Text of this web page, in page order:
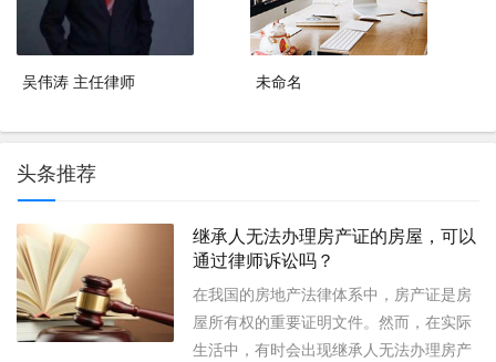
吴伟涛 主任律师 未命名
头条推荐
继承人无法办理房产证的房屋，可以
通过律师诉讼吗？
在我国的房地产法律体系中，房产证是房
屋所有权的重要证明文件。然而，在实际
生活中，有时会出现继承人无法办理房产